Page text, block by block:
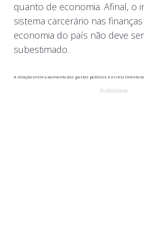
quanto de economia. Afinal, o
sistema carcerário nas
economia do país não deve
subestimado.
A relação entre o aumento dos gastos públicos e o crescimento
Publicidade